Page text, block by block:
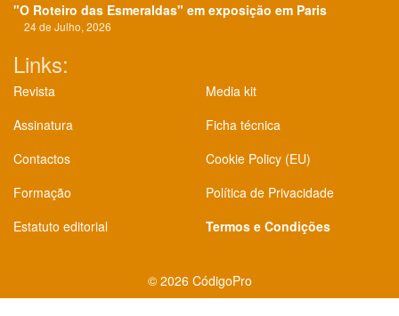
"O Roteiro das Esmeraldas" em exposição em Paris
24 de Julho, 2026
Links:
Revista
Assinatura
Contactos
Formação
Estatuto editorial
Media kit
Ficha técnica
Cookie Policy (EU)
Política de Privacidade
Termos e Condições
© 2026 CódigoPro